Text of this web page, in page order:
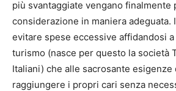
più svantaggiate vengano finalmente
considerazione in maniera adeguata.
evitare spese eccessive affidandosi
turismo (nasce per questo la società
Italiani) che alle sacrosante esigenze
raggiungere i propri cari senza